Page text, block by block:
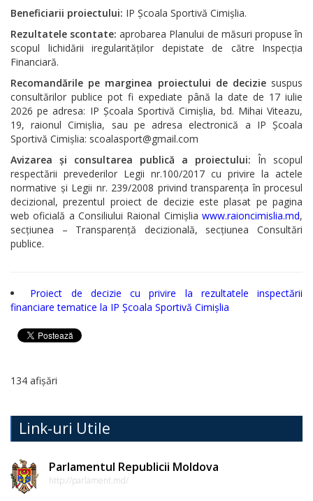
Regulamente
Consilierii
raionali
Comisiile
consultative
de
specialitate
ale
consiliului
raional
Codul
de
conduită
a
publici
Linia
instituțională
Beneficiarii proiectului: IP Școala Sportivă Cimișlia.
Rezultatele scontate: aprobarea Planului de măsuri propuse în
scopul lichidării iregularităților depistate de către Inspecția
Financiară.
Recomandările pe marginea proiectului de deciziesuspus
consultărilor publice pot fi expediate până la date de 17 iulie
2026 pe adresa: IP Școala Sportivă Cimișlia, bd. Mihai Viteazu,
19, raionul Cimișlia, sau pe adresa electronică a IP Școala
Sportivă Cimișlia: scoalasport@gmail.com
Avizarea și consultarea publică a proiectului: În scopul
respectării prevederilor Legii nr.100/2017 cu privire la actele
normative și Legii nr. 239/2008 privind transparența în procesul
decizional, prezentul proiect de decizie este plasat pe pagina
web oficială a Consiliului Raional Cimișlia www.raioncimislia.md,
secțiunea – Transparență decizională, secțiunea Consultări
publice.
Proiect de decizie cu privire la rezultatele inspectării
financiare tematice la IP Școala Sportivă Cimișlia
134 afișări
Link-uri Utile
Parlamentul Republicii Moldova
http://parlament.md/